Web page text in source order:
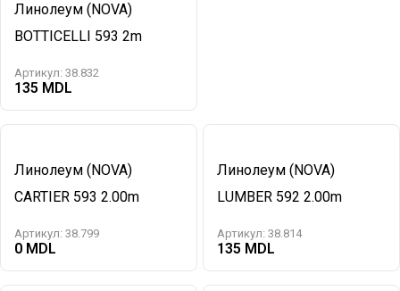
Линолеум (NOVA)
BOTTICELLI 593 2m
Артикул: 38.832
135
Линолеум (NOVA)
CARTIER 593 2.00m
Артикул: 38.799
0
Линолеум (NOVA)
LUMBER 592 2.00m
Артикул: 38.814
135